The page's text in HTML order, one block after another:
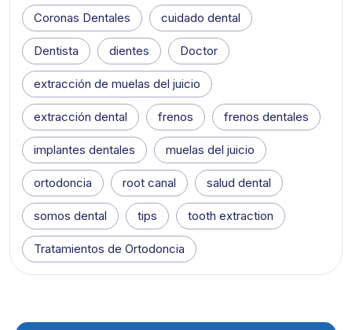
Coronas Dentales cuidado dental
Dentista dientes Doctor
extracción de muelas del juicio
extracción dental frenos frenos dentales
implantes dentales muelas del juicio
ortodoncia root canal salud dental
somos dental tips tooth extraction
Tratamientos de Ortodoncia